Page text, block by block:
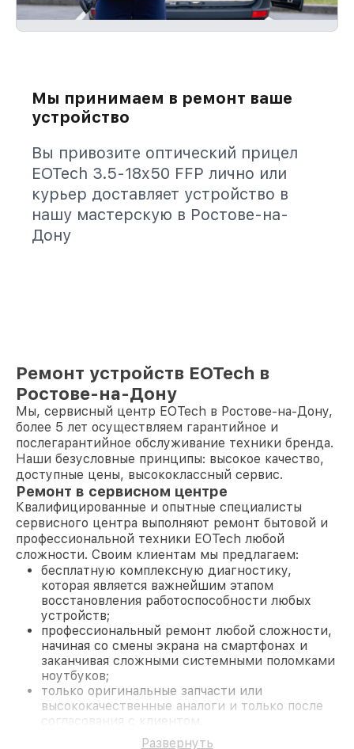
Мы принимаем в ремонт ваше
устройство
Вы привозите оптический прицел
EOTech 3.5-18x50 FFP лично или
курьер доставляет устройство в
нашу мастерскую в Ростове-на-
Дону
Ремонт устройств EOTech в
Ростове-на-Дону
Мы, сервисный центр EOTech в Ростове-на-Дону,
более 5 лет осуществляем гарантийное и
послегарантийное обслуживание техники бренда.
Наши безусловные принципы: высокое качество,
доступные цены, высококлассный сервис.
Ремонт в сервисном центре
Квалифицированные и опытные специалисты
сервисного центра выполняют ремонт бытовой и
профессиональной техники EOTech любой
сложности. Своим клиентам мы предлагаем:
бесплатную комплексную диагностику,
которая является важнейшим этапом
восстановления работоспособности любых
устройств;
профессиональный ремонт любой сложности,
начиная со смены экрана на смартфонах и
заканчивая сложными системными поломками
ноутбуков;
только оригинальные запчасти или
высококачественные аналоги и только после
согласования с клиентом.
На все работы и замененные комплектующие
Развернуть